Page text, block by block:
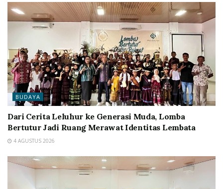
BUDAYA
Dari Cerita Leluhur ke Generasi Muda, Lomba
Bertutur Jadi Ruang Merawat Identitas Lembata
4 AGUSTUS 2026